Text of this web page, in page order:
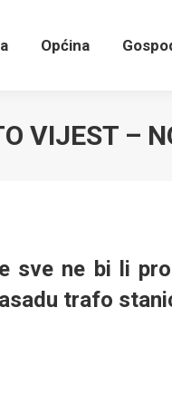
Općina
VIJEST –
sve ne bi li
trafo
Općina